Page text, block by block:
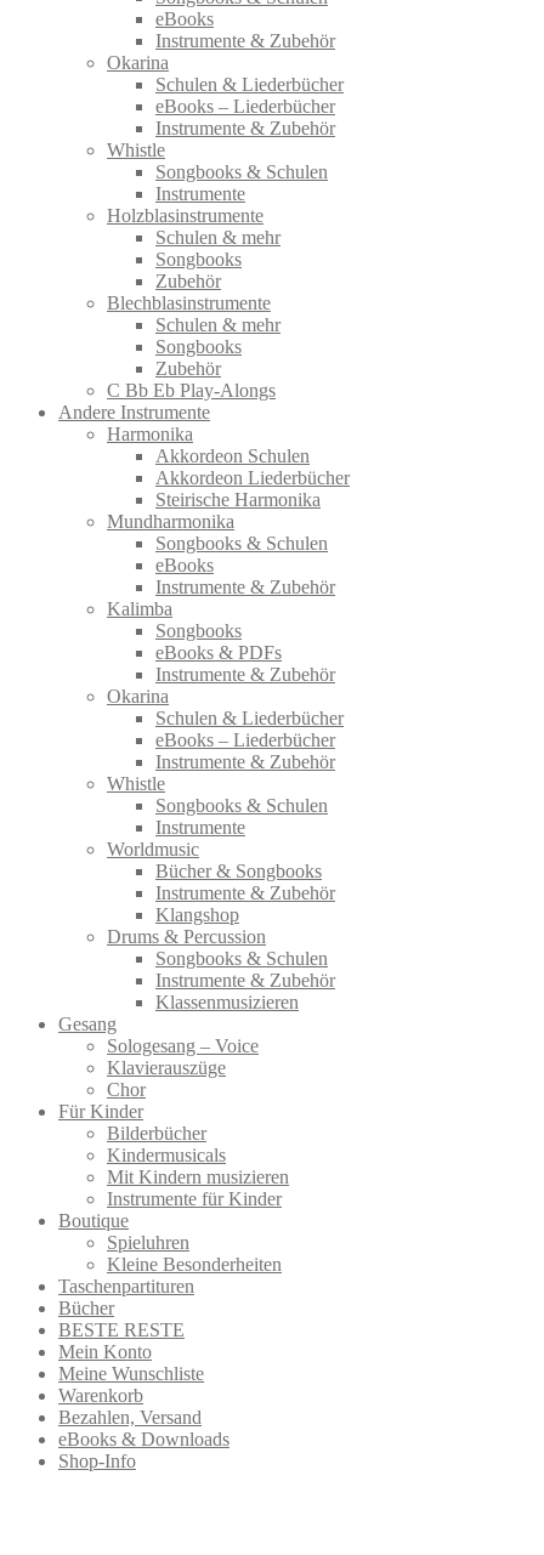
eBooks
Instrumente & Zubehör
Okarina
Schulen & Liederbücher
eBooks – Liederbücher
Instrumente & Zubehör
Whistle
Songbooks & Schulen
Instrumente
Holzblasinstrumente
Schulen & mehr
Songbooks
Zubehör
Blechblasinstrumente
Schulen & mehr
Songbooks
Zubehör
C Bb Eb Play-Alongs
Andere Instrumente
Harmonika
Akkordeon Schulen
Akkordeon Liederbücher
Steirische Harmonika
Mundharmonika
Songbooks & Schulen
eBooks
Instrumente & Zubehör
Kalimba
Songbooks
eBooks & PDFs
Instrumente & Zubehör
Okarina
Schulen & Liederbücher
eBooks – Liederbücher
Instrumente & Zubehör
Whistle
Songbooks & Schulen
Instrumente
Worldmusic
Bücher & Songbooks
Instrumente & Zubehör
Klangshop
Drums & Percussion
Songbooks & Schulen
Instrumente & Zubehör
Klassenmusizieren
Gesang
Sologesang – Voice
Klavierauszüge
Chor
Für Kinder
Bilderbücher
Kindermusicals
Mit Kindern musizieren
Instrumente für Kinder
Boutique
Spieluhren
Kleine Besonderheiten
Taschenpartituren
Bücher
BESTE RESTE
Mein Konto
Meine Wunschliste
Warenkorb
Bezahlen, Versand
eBooks & Downloads
Shop-Info